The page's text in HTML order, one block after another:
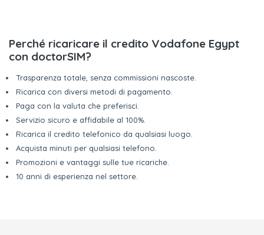
Perché ricaricare il credito Vodafone Egypt
con doctorSIM?
Trasparenza totale, senza commissioni nascoste.
Ricarica con diversi metodi di pagamento.
Paga con la valuta che preferisci.
Servizio sicuro e affidabile al 100%.
Ricarica il credito telefonico da qualsiasi luogo.
Acquista minuti per qualsiasi telefono.
Promozioni e vantaggi sulle tue ricariche.
10 anni di esperienza nel settore.